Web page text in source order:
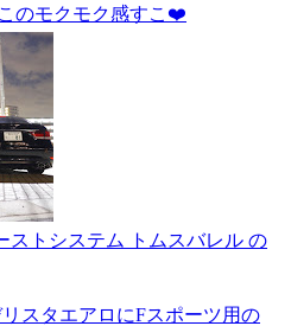
のモクモク感すこ❤️
ストシステム トムスバレル の
スタエアロにFスポーツ用の